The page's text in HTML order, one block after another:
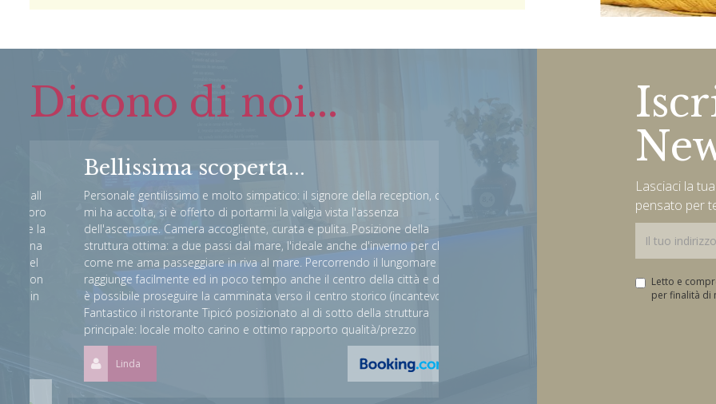
Dicono di noi...
Bellissima scoperta...
Personale gentilissimo e molto simpatico: il signore della reception, che
mi ha accolta, si è offerto di portarmi la valigia vista l'assenza
dell'ascensore. Camera accogliente, curata e pulita. Posizione della
struttura ottima: a due passi dal mare, l'ideale anche d'inverno per chi
come me ama passeggiare in riva al mare. Percorrendo il lungomare si
raggiunge facilmente ed in poco tempo anche il centro della città e da lì
è possibile proseguire la camminata verso il centro storico (incantevole).
Fantastico il ristorante Tipicó posizionato al di sotto della struttura
principale: locale molto carino e ottimo rapporto qualità/prezzo
Linda
Very good trip in the
Tank everybody staff. We have good time in
hotel. The price are very cheap and for the
Lasciaci la
pensato per
Letto e
per finalità di